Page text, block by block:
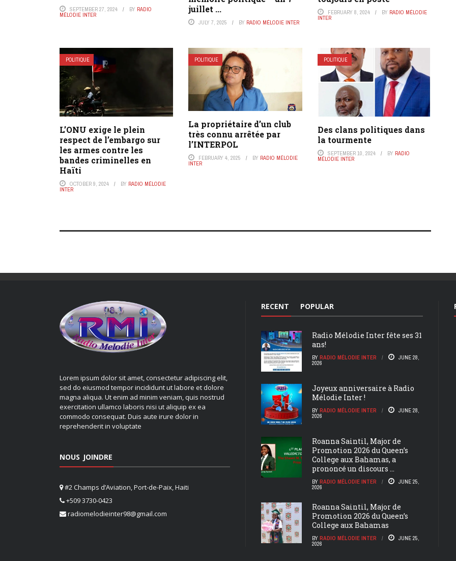
SEPTEMBER 27, 2024 BY RADIO
MÉLODIE INTER
juillet ...
JULY 7, 2025 BY RADIO MÉLODIE INTER
FEBRUARY 8, 2024 BY RADIO MÉLODIE
INTER
POLITIQUE
L’ONU exige le plein
respect de l’embargo sur
les armes contre les
bandes criminelles en
Haïti
OCTOBER 9, 2024 BY RADIO MÉLODIE
INTER
POLITIQUE
La propriétaire d’un club
très connu arrêtée par
l’INTERPOL
FEBRUARY 4, 2025 BY RADIO MÉLODIE
INTER
POLITIQUE
Des clans politiques dans
la tourmente
SEPTEMBER 10, 2024 BY RADIO
MÉLODIE INTER
Lorem ipsum dolor sit amet, consectetur adipiscing elit,
sed do eiusmod tempor incididunt ut labore et dolore
magna aliqua. Ut enim ad minim veniam, quis nostrud
exercitation ullamco laboris nisi ut aliquip ex ea
commodo consequat. Duis aute irure dolor in
reprehenderit in voluptate
NOUS JOINDRE
#2 Champs d’Aviation, Port-de-Paix, Haiti
+509 3730-0423
radiomelodieinter98@gmail.com
RECENT POPULAR
Radio Mélodie Inter fête ses 31
ans!
BY RADIO MÉLODIE INTER JUNE 28,
2026
Joyeux anniversaire à Radio
Mélodie Inter !
BY RADIO MÉLODIE INTER JUNE 28,
2026
Roanna Saintil, Major de
Promotion 2026 du Queen’s
College aux Bahamas, a
prononcé un discours ...
BY RADIO MÉLODIE INTER JUNE 25,
2026
Roanna Saintil, Major de
Promotion 2026 du Queen’s
College aux Bahamas
BY RADIO MÉLODIE INTER JUNE 25,
2026